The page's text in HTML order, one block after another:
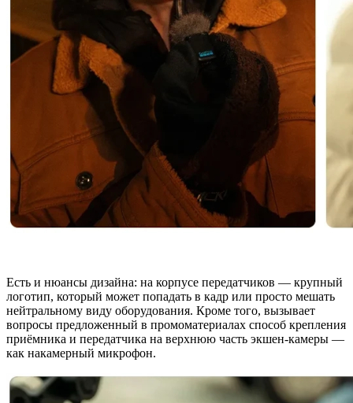
Есть и нюансы дизайна: на корпусе передатчиков — крупный
логотип, который может попадать в кадр или просто мешать
нейтральному виду оборудования. Кроме того, вызывает
вопросы предложенный в промоматериалах способ крепления
приёмника и передатчика на верхнюю часть экшен‑камеры —
как накамерный микрофон.